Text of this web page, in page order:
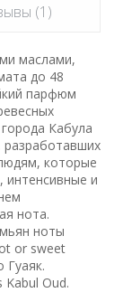
(1)
маслами,
до 48
парфюм
Кабула
которые
и
нота.
ноты
or sweet
Гуаяк.
Oud.